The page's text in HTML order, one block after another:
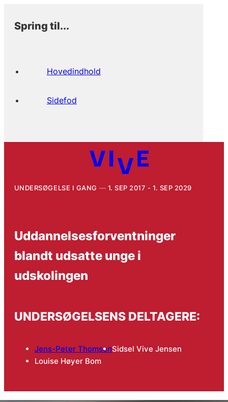
Spring til...
Hovedindhold
Sidefod
UNDERSØGELSE I GANG 1. SEP 2017 - 1. SEP 2029
Uddannelsesforventninger
blandt udsatte unge i
udskolingen
UNDERSØGELSENS DELTAGERE:
Jens-Peter ThomsenSidsel Vive Jensen
Louise Høyer Bom